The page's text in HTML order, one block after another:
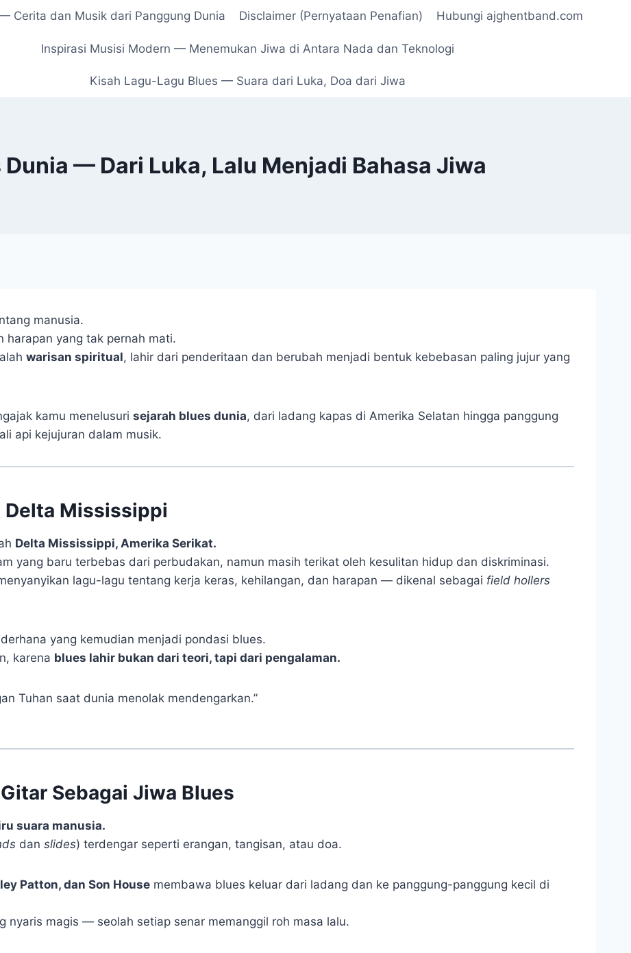
Cerita dan Musik dari Panggung Dunia Disclaimer (Pernyataan Penafian) Hubungi ajghentband.com
Inspirasi Musisi Modern — Menemukan Jiwa di Antara Nada dan Teknologi
Kisah Lagu-Lagu Blues — Suara dari Luka, Doa dari Jiwa
Dunia — Dari Luka, Lalu Menjadi Bahasa Jiwa
manusia.
harapan yang tak pernah mati.
warisan spiritual, lahir dari penderitaan dan berubah menjadi bentuk kebebasan paling jujur yang
kamu menelusuri sejarah blues dunia, dari ladang kapas di Amerika Selatan hingga panggung
api kejujuran dalam musik.
Delta Mississippi
Delta Mississippi, Amerika Serikat.
yang baru terbebas dari perbudakan, namun masih terikat oleh kesulitan hidup dan diskriminasi.
lagu-lagu tentang kerja keras, kehilangan, dan harapan — dikenal sebagai field hollers
yang kemudian menjadi pondasi blues.
karena blues lahir bukan dari teori, tapi dari pengalaman.
Tuhan saat dunia menolak mendengarkan.”
Sebagai Jiwa Blues
suara manusia.
dan slides) terdengar seperti erangan, tangisan, atau doa.
Patton, dan Son House membawa blues keluar dari ladang dan ke panggung-panggung kecil di
nyaris magis — seolah setiap senar memanggil roh masa lalu.